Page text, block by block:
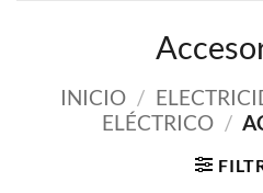
INICIO /
ELÉCTRICO /